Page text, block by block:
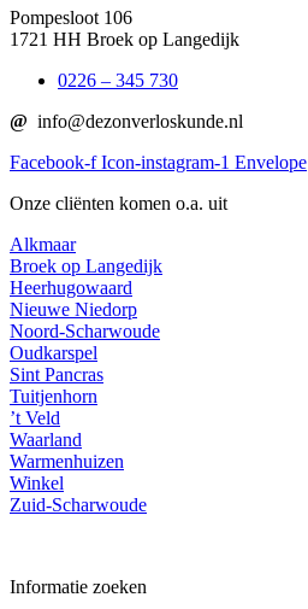
Pompesloot 106
1721 HH Broek op Langedijk
0226 – 345 730
@ info@dezonverloskunde.nl
Facebook-f Icon-instagram-1 Envelope
Onze cliënten komen o.a. uit
Alkmaar
Broek op Langedijk
Heerhugowaard
Nieuwe Niedorp
Noord-Scharwoude
Oudkarspel
Sint Pancras
Tuitjenhorn
’t Veld
Waarland
Warmenhuizen
Winkel
Zuid-Scharwoude
Informatie zoeken